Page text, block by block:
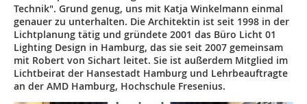
Technik". Grund genug, uns mit Katja Winkelmann einmal
genauer zu unterhalten. Die Architektin ist seit 1998 in der
Lichtplanung tätig und gründete 2001 das Büro Licht 01
Lighting Design in Hamburg, das sie seit 2007 gemeinsam
mit Robert von Sichart leitet. Sie ist außerdem Mitglied im
Lichtbeirat der Hansestadt Hamburg und Lehrbeauftragte
an der AMD Hamburg, Hochschule Fresenius.